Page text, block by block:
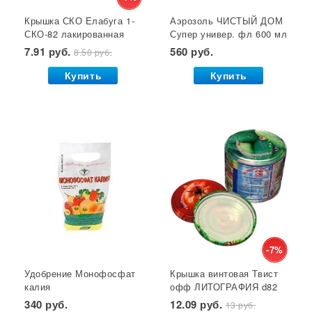
Гет от тараканов Отрава от крыс Семена салата
Крышка СКО Елабуга 1-
СКО-82 лакированная
Звезда 1/50/600*
7.91 руб.8.50 руб.
Купить
Аэрозоль ЧИСТЫЙ ДОМ
Супер универ. фл 600 мл
(двойное распыление)
GB 1/24*
560 руб.
Купить
Удобрение Монофосфат
калия
(монокалийфосфат) 0,5
340 руб.
-7%
Крышка винтовая Твист
офф ЛИТОГРАФИЯ d82
(фрукты, пом-ы, салат)
12.09 руб. 13 руб.